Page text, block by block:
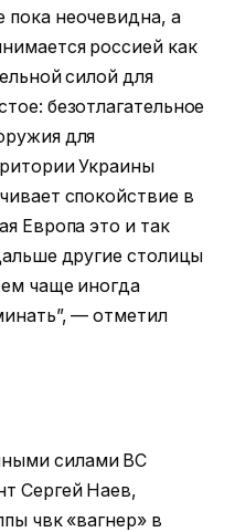
пока неочевидна, а
россией как
силой для
безотлагательное
для
Украины
спокойствие в
Европа это и так
другие столицы
чаще иногда
— отметил
силами ВС
Сергей Наев,
чвк «вагнер» в